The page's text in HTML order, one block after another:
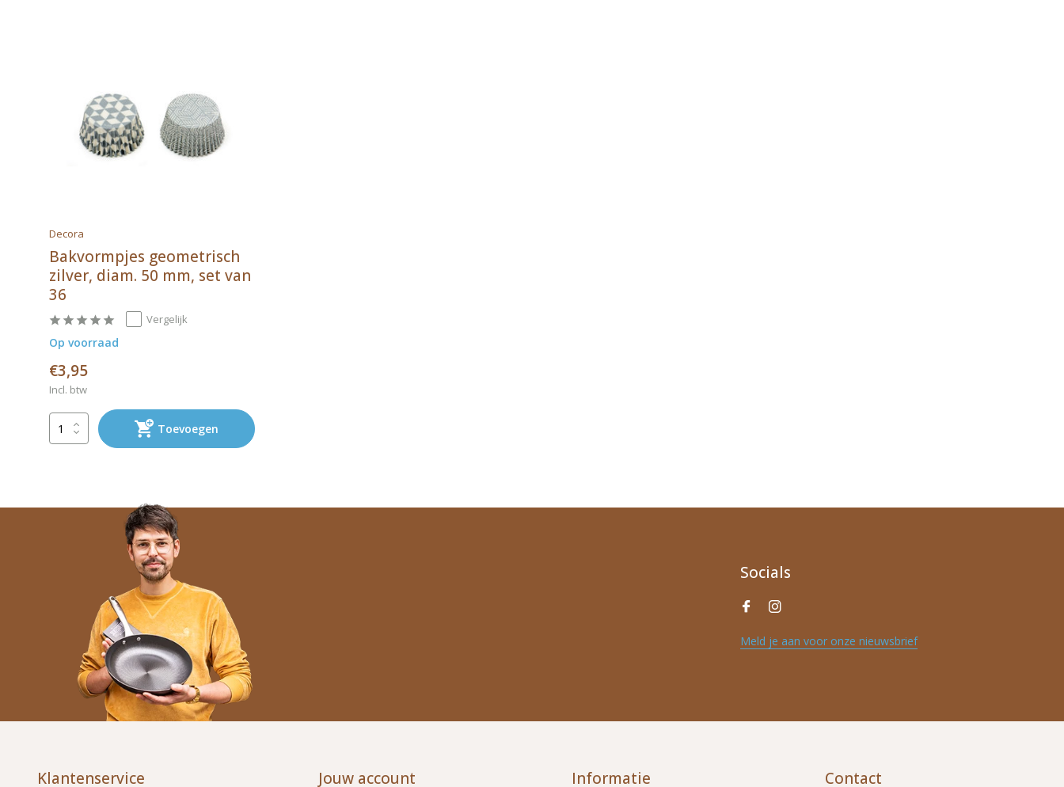
Decora
Bakvormpjes geometrisch
zilver, diam. 50 mm, set van
36
Vergelijk
Op voorraad
€3,95
Incl. btw
Toevoegen
Socials
Meld je aan voor onze nieuwsbrief
Klantenservice Jouw account Informatie Contact